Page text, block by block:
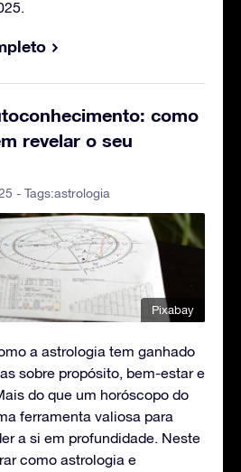
como
revelar o seu
- Tags:astrologia
Pixabay
a astrologia tem ganhado
sobre propósito, bem-estar e
do que um horóscopo do
ferramenta valiosa para
a si em profundidade. Neste
como astrologia e